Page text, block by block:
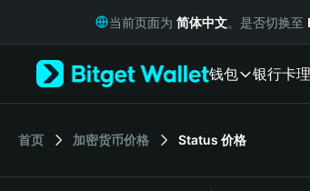
Русский
Italiano
当前页面为 简体中文。是否切换至
钱包 银行卡
首页 加密货币价格 Status 价格